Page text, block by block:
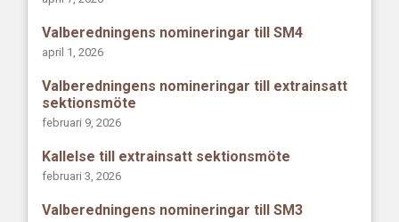
Valberedningens nomineringar till SM4
april 1, 2026
Valberedningens nomineringar till extrainsatt
sektionsmöte
februari 9, 2026
Kallelse till extrainsatt sektionsmöte
februari 3, 2026
Valberedningens nomineringar till SM3